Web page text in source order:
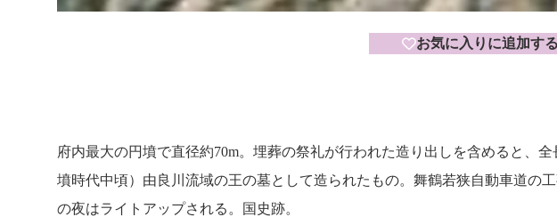
お気に入りに追加する
府内最大の円墳で直径約70m。埋葬の祭礼が行われた造り出しを含めると、
墳時代中頃）由良川流域の王の墓として造られたもの。舞鶴若狭自動車道の
の夜はライトアップされる。国史跡。